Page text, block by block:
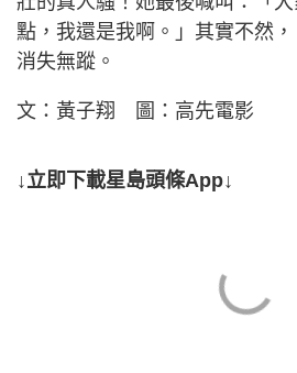
點，我還是我啊。」其實不然
消失無蹤。
文：黃子翔 圖：高先電影
↓立即下載星島頭條App↓